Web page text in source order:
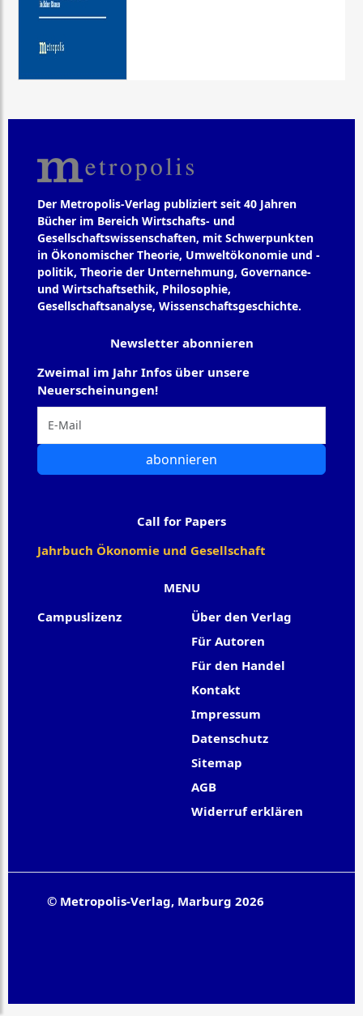
Der Metropolis-Verlag publiziert seit 40 Jahren
Bücher im Bereich Wirtschafts- und
Gesellschaftswissenschaften, mit Schwerpunkten
in Ökonomischer Theorie, Umweltökonomie und -
politik, Theorie der Unternehmung, Governance-
und Wirtschaftsethik, Philosophie,
Gesellschaftsanalyse, Wissenschaftsgeschichte.
MENU
Campuslizenz
Über den Verlag
Für Autoren
Für den Handel
Kontakt
Impressum
Datenschutz
Sitemap
AGB
Widerruf erklären
Newsletter abonnieren
Zweimal im Jahr Infos über unsere
Neuerscheinungen!
abonnieren
Call for Papers
Jahrbuch Ökonomie und Gesellschaft
© Metropolis-Verlag, Marburg 2026